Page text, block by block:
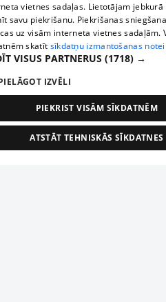
vietnes sadaļas. Lietotājam
savu piekrišanu. Piekrišanas
uz visām interneta vietnes
skatīt sīkdatņu izmantošanas
VISUS PARTNERUS (1718) →
IZVĒLI
PIEKRIST VISĀM SĪKDATNĒM
ATSTĀT TEHNISKĀS SĪKDATNES